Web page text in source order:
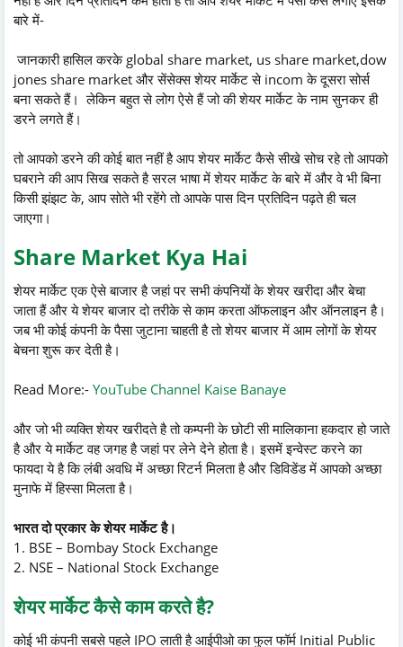
बारे में-
जानकारी हासिल करके global share market, us share market,dow
jones share market और सेंसेक्स शेयर मार्केट से incom के दूसरा सोर्स
बना सकते हैं। लेकिन बहुत से लोग ऐसे हैं जो की शेयर मार्केट के नाम सुनकर ही
डरने लगते हैं।
तो आपको डरने की कोई बात नहीं है आप शेयर मार्केट कैसे सीखे सोच रहे तो आपको
घबराने की आप सिख सकते है सरल भाषा में शेयर मार्केट के बारे में और वे भी बिना
किसी झंझट के, आप सोते भी रहेंगे तो आपके पास दिन प्रतिदिन पढ़ते ही चल
जाएगा।
Share Market Kya Hai
शेयर मार्केट एक ऐसे बाजार है जहां पर सभी कंपनियों के शेयर खरीदा और बेचा
जाता हैं और ये शेयर बाजार दो तरीके से काम करता ऑफलाइन और ऑनलाइन है।
जब भी कोई कंपनी के पैसा जुटाना चाहती है तो शेयर बाजार में आम लोगों के शेयर
बेचना शुरू कर देती है।
Read More:- YouTube Channel Kaise Banaye
और जो भी व्यक्ति शेयर खरीदते है तो कम्पनी के छोटी सी मालिकाना हकदार हो जाते
है और ये मार्केट वह जगह है जहां पर लेने देने होता है। इसमें इन्वेस्ट करने का
फायदा ये है कि लंबी अवधि में अच्छा रिटर्न मिलता है और डिविडेंड में आपको अच्छा
मुनाफे में हिस्सा मिलता है।
भारत दो प्रकार के शेयर मार्केट है।
1. BSE – Bombay Stock Exchange
2. NSE – National Stock Exchange
शेयर मार्केट कैसे काम करते है?
कोई भी कंपनी सबसे पहले IPO लाती है आईपीओ का फुल फॉर्म Initial Public